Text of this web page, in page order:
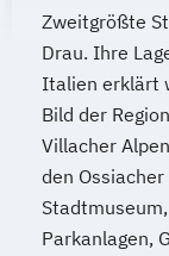
Zweitgrößte
Drau. Ihre
Italien erklärt
Bild der
Villacher
den
Parkanlagen,